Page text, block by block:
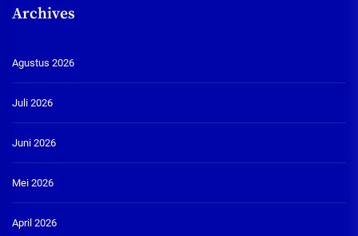
Archives
Agustus 2026
Juli 2026
Juni 2026
Mei 2026
April 2026